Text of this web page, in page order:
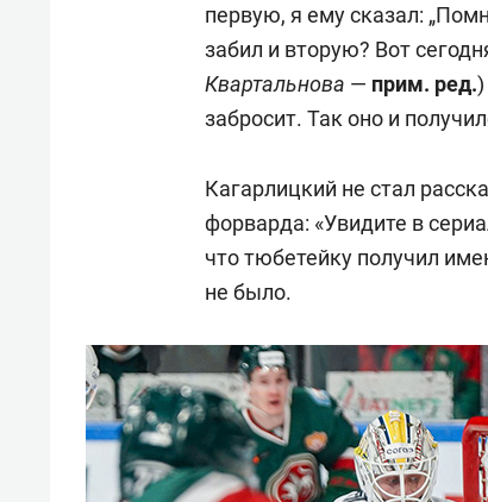
первую, я ему сказал:
забил и вторую? Вот
Квартальнова — прим. ред.
забросит. Так оно и
Кагарлицкий не стал
форварда: «Увидите в
что тюбетейку получил
не было.